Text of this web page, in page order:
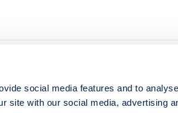
social media features and to
site with our social media, advertising